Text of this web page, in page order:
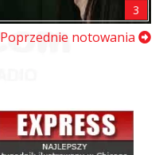
3
Poprzednie notowania